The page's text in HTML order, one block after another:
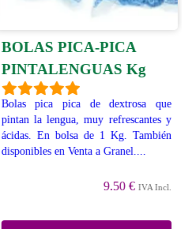
BOLAS PICA-PICA
PINTALENGUAS Kg
Bolas pica pica de dextrosa que
pintan la lengua, muy refrescantes y
ácidas. En bolsa de 1 Kg. También
disponibles en Venta a Granel....
9.50 € IVA Incl.